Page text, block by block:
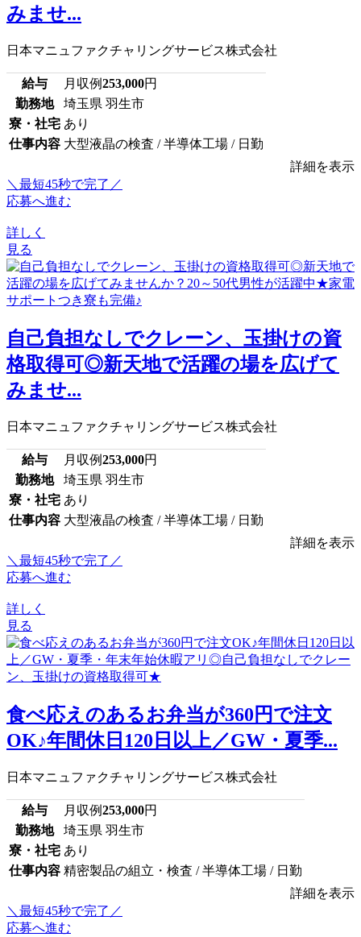
みませ...
日本マニュファクチャリングサービス株式会社
給与 月収例253,000円
勤務地
埼玉県 羽生市
寮・社宅 あり
仕事内容 大型液晶の検査 / 半導体工場 / 日勤
詳細を表示
＼最短45秒で完了／
応募へ進む
詳しく
見る
自己負担なしでクレーン、玉掛けの資
格取得可◎新天地で活躍の場を広げて
みませ...
日本マニュファクチャリングサービス株式会社
給与 月収例253,000円
勤務地
埼玉県 羽生市
寮・社宅 あり
仕事内容 大型液晶の検査 / 半導体工場 / 日勤
詳細を表示
＼最短45秒で完了／
応募へ進む
詳しく
見る
食べ応えのあるお弁当が360円で注文
OK♪年間休日120日以上／GW・夏季...
日本マニュファクチャリングサービス株式会社
給与 月収例253,000円
勤務地
埼玉県 羽生市
寮・社宅 あり
仕事内容 精密製品の組立・検査 / 半導体工場 / 日勤
詳細を表示
＼最短45秒で完了／
応募へ進む